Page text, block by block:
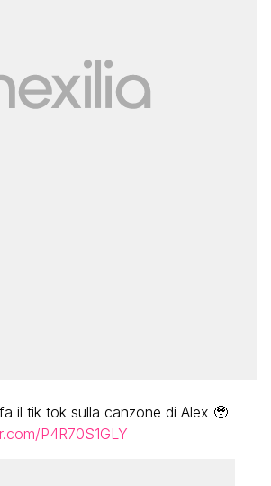
il tik tok sulla canzone di Alex 🥹
P4R70S1GLY